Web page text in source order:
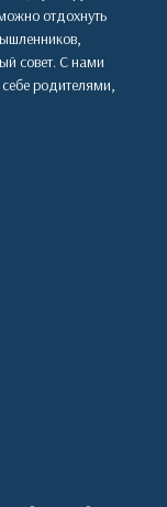
отдохнуть
совет. С нами
родителями,